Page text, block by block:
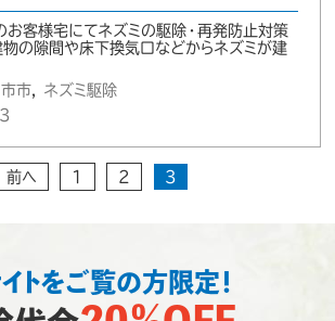
お客様宅にてネズミの駆除・再発防止対策
物の隙間や床下換気口などからネズミが建
市,
ネズミ駆除
前へ 1 2 3
トをご覧の方限定！